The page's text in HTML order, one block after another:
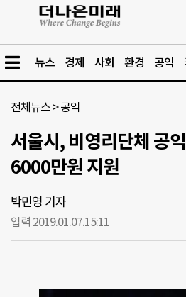
뉴스 경제 사회 환경 공익
전체뉴스 >공익
서울시, 비영리단체 공
6000만원 지원
박민영 기자
입력 2019.01.07.15:11